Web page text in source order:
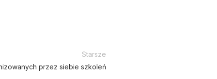
Starsze
przez siebie szkoleń